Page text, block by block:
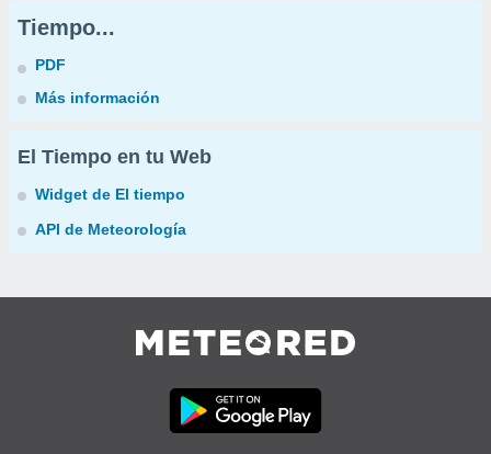
Tiempo...
PDF
Más información
El Tiempo en tu Web
Widget de El tiempo
API de Meteorología